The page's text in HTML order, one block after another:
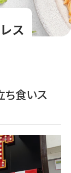
ス
食いス